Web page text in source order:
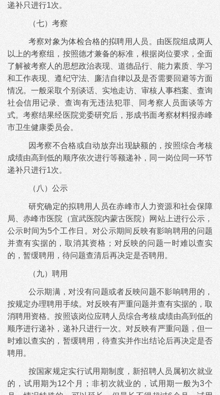
递补只进行1次。
（七）考察
考察对象为体检合格的拟聘用人员。由医院组成两人
以上的考察组，按照德才兼备的标准，根据岗位要求，全面
了解被考察人的思想政治表现、道德品行、能力素质、学习
和工作表现、遵纪守法、廉洁自律以及是否需要回避等方面
情况。一般采取个别谈话、实地走访、审核人事档案、查询
社会信用记录、查询有无违法犯罪、同考察人员面谈等方
式。考察结果经医院党委研究后，形成书面考察材料报赤峰
市卫生健康委员会。
因考察不合格或自动放弃出现缺额的，按照综合考核
成绩由高到低的顺序依次进行等额递补，同一岗位同一环节
递补只进行1次。
（八）公示
研究确定的拟聘用人员在赤峰市人力资源和社会保障
局、赤峰市医院（宣武医院内蒙古医院）网站上进行公示，
公示时间为5个工作日。对公示期间反映有影响聘用的问题
并查有实据的，取消其资格；对反映的问题一时难以查实
的，暂缓聘用，待问题查清后再决定是否聘用。
（九）聘用
公示期满，对没有问题或者反映问题不影响聘用的，
按规定办理聘用手续。对反映有严重问题并查有实据的，取
消聘用资格。按照该岗位应聘人员综合考核成绩由高到低的
顺序进行递补，递补只进行一次。对反映有严重问题，但一
时难以查实的，暂缓聘用，待查实并作出结论后再决定是否
聘用。
按国家规定实行试用期制度，新招聘人员属初次就业
的，试用期为12个月；非初次就业的，试用期一般为3个